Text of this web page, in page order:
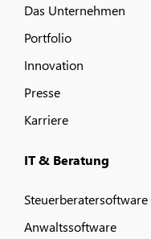
Das Unternehmen
Portfolio
Innovation
Presse
Karriere
IT & Beratung
Steuerberatersoftware
Anwaltssoftware